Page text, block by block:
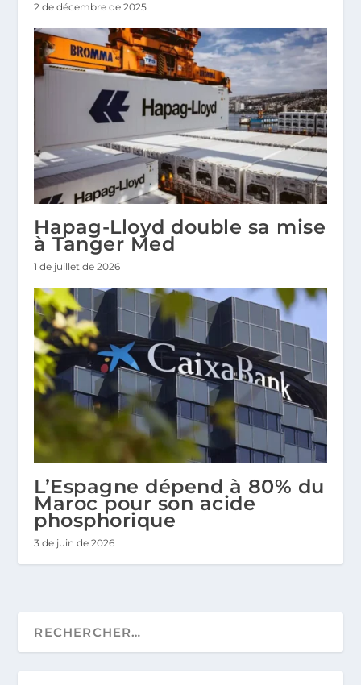
2 de décembre de 2025
Hapag-Lloyd double sa mise
à Tanger Med
1 de juillet de 2026
L’Espagne dépend à 80% du
Maroc pour son acide
phosphorique
3 de juin de 2026